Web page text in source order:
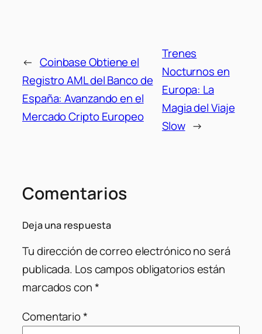
← Coinbase Obtiene el
Registro AML del Banco de
España: Avanzando en el
Mercado Cripto Europeo
Trenes
Nocturnos en
Europa: La
Magia del Viaje
Slow →
Comentarios
Deja una respuesta
Tu dirección de correo electrónico no será
publicada. Los campos obligatorios están
marcados con*
Comentario*